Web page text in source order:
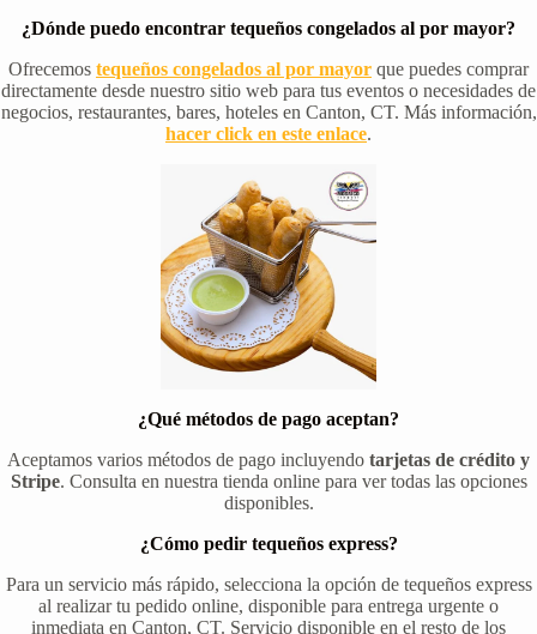
¿Dónde puedo encontrar tequeños congelados al por mayor?
Ofrecemos tequeños congelados al por mayor que puedes comprar
directamente desde nuestro sitio web para tus eventos o necesidades de
negocios, restaurantes, bares, hoteles en Canton, CT. Más información,
hacer click en este enlace.
¿Qué métodos de pago aceptan?
Aceptamos varios métodos de pago incluyendo tarjetas de crédito y
Stripe. Consulta en nuestra tienda online para ver todas las opciones
disponibles.
¿Cómo pedir tequeños express?
Para un servicio más rápido, selecciona la opción de tequeños express
al realizar tu pedido online, disponible para entrega urgente o
inmediata en Canton, CT. Servicio disponible en el resto de los